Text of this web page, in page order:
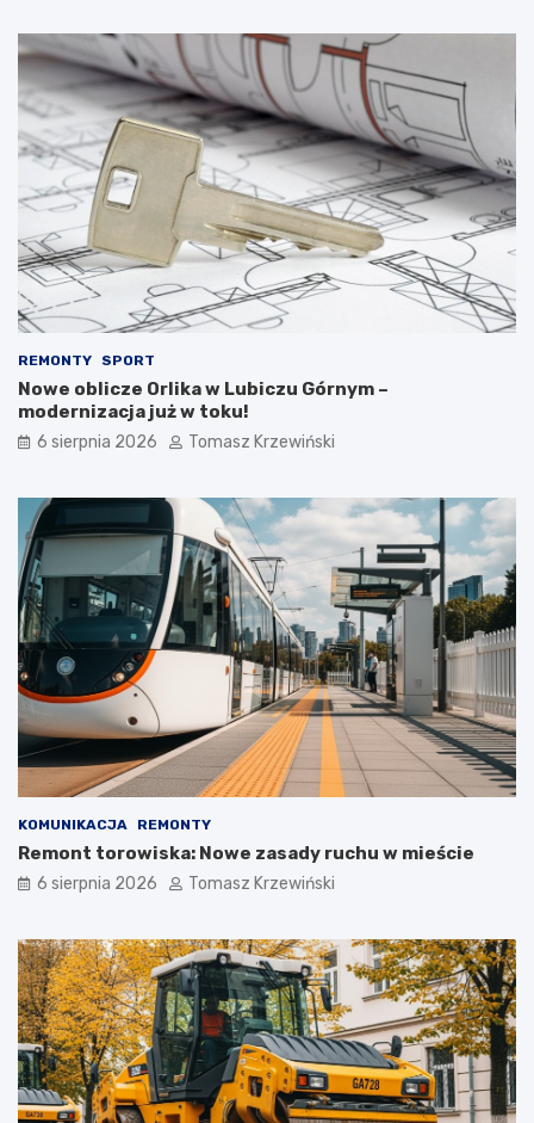
REMONTY SPORT
Nowe oblicze Orlika w Lubiczu Górnym –
modernizacja już w toku!
6 sierpnia 2026 Tomasz Krzewiński
KOMUNIKACJA REMONTY
Remont torowiska: Nowe zasady ruchu w mieście
6 sierpnia 2026 Tomasz Krzewiński